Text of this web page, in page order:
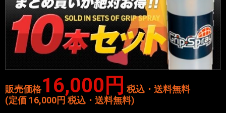
販売価格16,000円 税込・送料無料
(定価 16,000円 税込・送料無料)